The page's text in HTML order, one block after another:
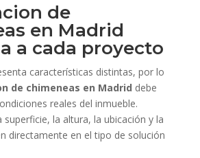
de
en Madrid
a cada proyecto
características distintas, por lo
de chimeneas en Madrid debe
reales del inmueble.
la altura, la ubicación y la
directamente en el tipo de solución